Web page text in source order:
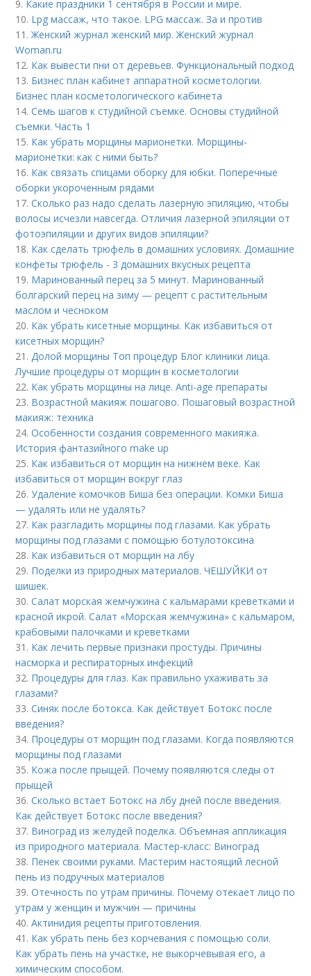
9. Какие праздники 1 сентября в России и мире.
10. Lpg массаж, что такое. LPG массаж. За и против
11.Женский журнал женский мир. Женский журнал
Woman.ru
12. Как вывести пни от деревьев. Функциональный подход
13. Бизнес план кабинет аппаратной косметологии.
Бизнес план косметологического кабинета
14.Семь шагов к студийной съемке. Основы студийной
съемки. Часть 1
15. Как убрать морщины марионетки. Морщины-
марионетки: как с ними быть?
16. Как связать спицами оборку для юбки. Поперечные
оборки укороченным рядами
17.Сколько раз надо сделать лазерную эпиляцию, чтобы
волосы исчезли навсегда. Отличия лазерной эпиляции от
фотоэпиляции и других видов эпиляции?
18. Как сделать трюфель в домашних условиях. Домашние
конфеты трюфель - 3 домашних вкусных рецепта
19. Маринованный перец за 5 минут. Маринованный
болгарский перец на зиму — рецепт с растительным
маслом и чесноком
20. Как убрать кисетные морщины. Как избавиться от
кисетных морщин?
21. Долой морщины Топ процедур Блог клиники лица.
Лучшие процедуры от морщин в косметологии
22. Как убрать морщины на лице. Anti-age препараты
23. Возрастной макияж пошагово. Пошаговый возрастной
макияж: техника
24.Особенности создания современного макияжа.
История фантазийного make up
25. Как избавиться от морщин на нижнем веке. Как
избавиться от морщин вокруг глаз
26.Удаление комочков Биша без операции. Комки Биша
— удалять или не удалять?
27. Как разгладить морщины под глазами. Как убрать
морщины под глазами с помощью ботулотоксина
28. Как избавиться от морщин на лбу
29. Поделки из природных материалов. ЧЕШУЙКИ от
шишек.
30.Салат морская жемчужина с кальмарами креветками и
красной икрой. Салат «Морская жемчужина» с кальмаром,
крабовыми палочками и креветками
31. Как лечить первые признаки простуды. Причины
насморка и респираторных инфекций
32. Процедуры для глаз. Как правильно ухаживать за
глазами?
33.Синяк после ботокса. Как действует Ботокс после
введения?
34. Процедуры от морщин под глазами. Когда появляются
морщины под глазами
35. Кожа после прыщей. Почему появляются следы от
прыщей
36.Сколько встает Ботокс на лбу дней после введения.
Как действует Ботокс после введения?
37. Виноград из желудей поделка. Объемная аппликация
из природного материала. Мастер-класс: Виноград
38. Пенек своими руками. Мастерим настоящий лесной
пень из подручных материалов
39.Отечность по утрам причины. Почему отекает лицо по
утрам у женщин и мужчин — причины
40.Актинидия рецепты приготовления.
41. Как убрать пень без корчевания с помощью соли.
Как убрать пень на участке, не выкорчевывая его, а
химическим способом.